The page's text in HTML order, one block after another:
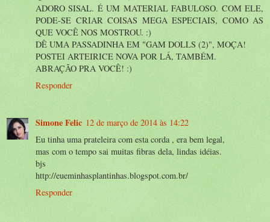
ADORO SISAL. É UM MATERIAL FABULOSO. COM ELE,
PODE-SE CRIAR COISAS MEGA ESPECIAIS, COMO AS
QUE VOCÊ NOS MOSTROU. :)
DÊ UMA PASSADINHA EM "GAM DOLLS (2)", MOÇA!
POSTEI ARTEIRICE NOVA POR LÁ, TAMBÉM.
ABRAÇÃO PRA VOCÊ! :)
Responder
Simone Felic 12 de março de 2014 às 14:22
Eu tinha uma prateleira com esta corda , era bem legal,
mas com o tempo sai muitas fibras dela, lindas idéias.
bjs
http://eueminhasplantinhas.blogspot.com.br/
Responder